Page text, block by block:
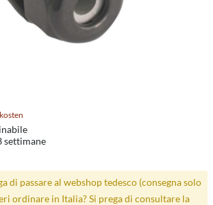
settimane
di passare al webshop tedesco (consegna solo
ordinare in Italia? Si prega di consultare la